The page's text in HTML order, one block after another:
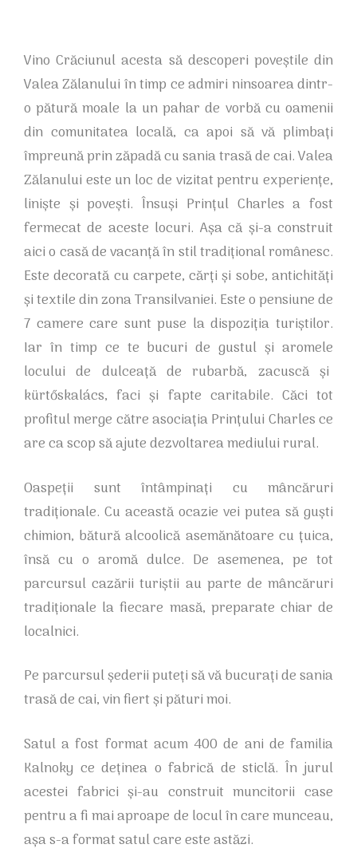
Vino Crăciunul acesta să descoperi poveștile din
Valea Zălanului în timp ce admiri ninsoarea dintr-
o pătură moale la un pahar de vorbă cu oamenii
din comunitatea locală, ca apoi să vă plimbați
împreună prin zăpadă cu sania trasă de cai. Valea
Zălanului este un loc de vizitat pentru experiențe,
liniște și povești. Însuși Prințul Charles a fost
fermecat de aceste locuri. Așa că și-a construit
aici o casă de vacanță în stil tradițional românesc.
Este decorată cu carpete, cărți și sobe, antichități
și textile din zona Transilvaniei. Este o pensiune de
7 camere care sunt puse la dispoziția turiștilor.
Iar în timp ce te bucuri de gustul și aromele
locului de dulceață de rubarbă, zacuscă și
kürtőskalács, faci și fapte caritabile. Căci tot
profitul merge către asociația Prințului Charles ce
are ca scop să ajute dezvoltarea mediului rural.
Oaspeții sunt întâmpinați cu mâncăruri
tradiționale. Cu această ocazie vei putea să guști
chimion, bătură alcoolică asemănătoare cu țuica,
însă cu o aromă dulce. De asemenea, pe tot
parcursul cazării turiștii au parte de mâncăruri
tradiționale la fiecare masă, preparate chiar de
localnici.
Pe parcursul șederii puteți să vă bucurați de sania
trasă de cai, vin fiert și pături moi.
Satul a fost format acum 400 de ani de familia
Kalnoky ce deținea o fabrică de sticlă. În jurul
acestei fabrici și-au construit muncitorii case
pentru a fi mai aproape de locul în care munceau,
așa s-a format satul care este astăzi.